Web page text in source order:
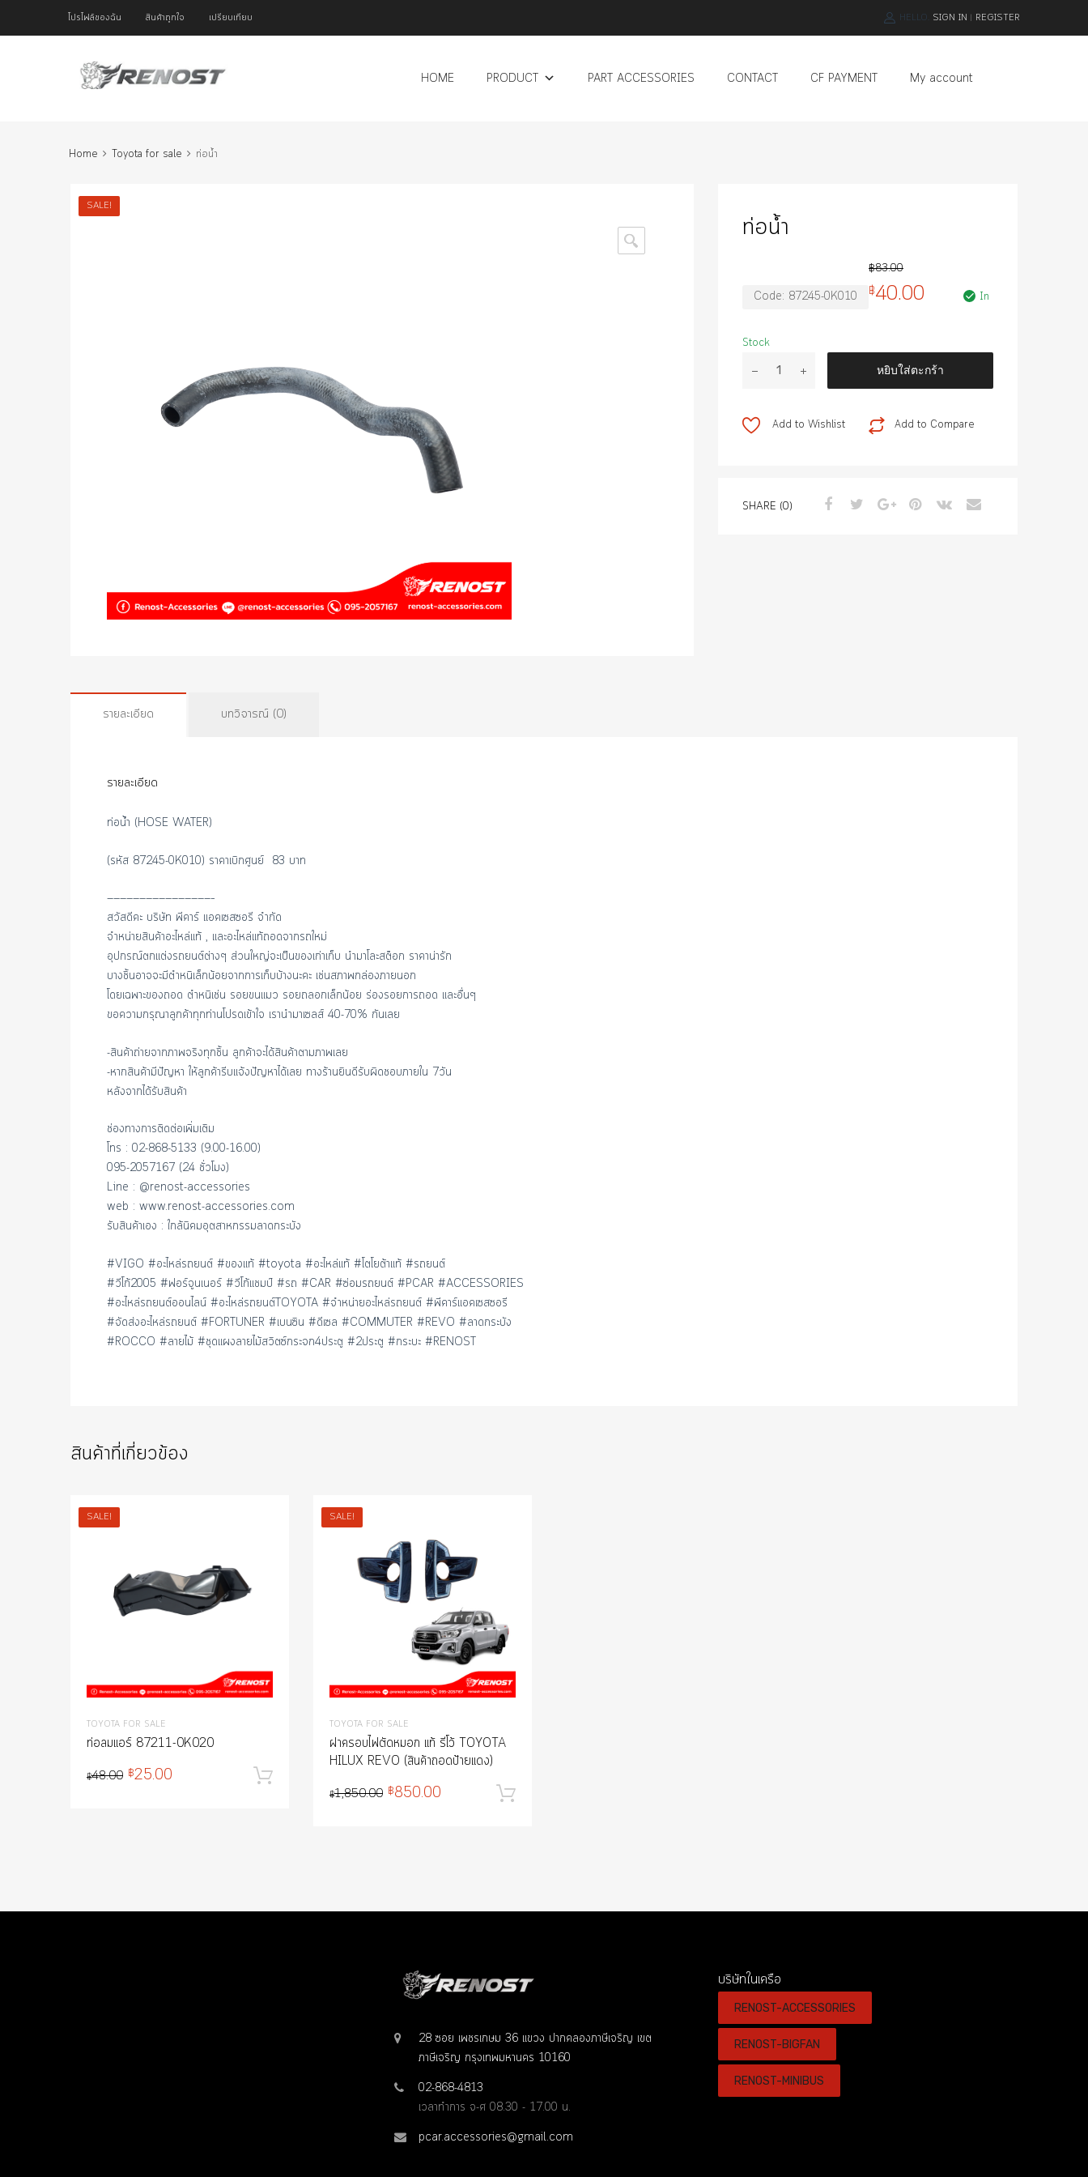
โปรไฟล์ของฉัน สินค้าถูกใจ เปรียบเทียบ HELLO. SIGN IN | REGISTER
HOME PRODUCT PART ACCESSORIES CONTACT CF PAYMENT My account
Home Toyota for sale ท่อน้ำ
SALE!
🔍 ท่อน้ำ
Code: 87245-0K010
฿83.00
฿40.00 In
Stock
ชิ้น
หยิบใส่ตะกร้า
Add to Compare
Add to Wishlist
SHARE (0)
รายละเอียด บทวิจารณ์ (0)
รายละเอียด
ท่อน้ำ (HOSE WATER)
(รหัส 87245-0K010) ราคาเบิกศูนย์ 83 บาท
————————————————–
สวัสดีคะ บริษัท พีคาร์ แอคเซสซอรี จำกัด
จำหน่ายสินค้าอะไหล่แท้ , และอะไหล่แท้ถอดจากรถใหม่
อุปกรณ์ตกแต่งรถยนต์ต่างๆ ส่วนใหญ่จะเป็นของเก่าเก็บ นำมาโละสต๊อก ราคาน่ารัก
บางชิ้นอาจจะมีตำหนิเล็กน้อยจากการเก็บบ้างนะคะ เช่นสภาพกล่องภายนอก
โดยเฉพาะของถอด ตำหนิเช่น รอยขนแมว รอยถลอกเล็กน้อย ร่องรอยการถอด และอื่นๆ
ขอความกรุณาลูกค้าทุกท่านโปรดเข้าใจ เรานำมาเซลส์ 40-70% กันเลย
-สินค้าถ่ายจากภาพจริงทุกชิ้น ลูกค้าจะได้สินค้าตามภาพเลย
-หากสินค้ามีปัญหา ให้ลูกค้ารีบแจ้งปัญหาได้เลย ทางร้านยินดีรับผิดชอบภายใน 7วัน
หลังจากได้รับสินค้า
ช่องทางการติดต่อเพิ่มเติม
โทร : 02-868-5133 (9.00-16.00)
095-2057167 (24 ชั่วโมง)
Line : @renost-accessories
web : www.renost-accessories.com
รับสินค้าเอง : ใกล้นิคมอุตสาหกรรมลาดกระบัง
#VIGO #อะไหล่รถยนต์ #ของแท้ #toyota #อะไหล่แท้ #โตโยต้าแท้ #รถยนต์
#วีโก้2005 #ฟอร์จูนเนอร์ #วีโก้แชมป์ #รถ #CAR #ซ่อมรถยนต์ #PCAR #ACCESSORIES
#อะไหล่รถยนต์ออนไลน์ #อะไหล่รถยนต์TOYOTA #จำหน่ายอะไหล่รถยนต์ #พีคาร์แอคเซสซอรี
#จัดส่งอะไหล่รถยนต์ #FORTUNER #เบนซิน #ดีเซล #COMMUTER #REVO #ลาดกระบัง
#ROCCO #ลายไม้ #ชุดแผงลายไม้สวิตซ์กระจก4ประตู #2ประตู #กระบะ #RENOST
สินค้าที่เกี่ยวข้อง
SALE!
Add to Wishlist
TOYOTA FOR SALE
ท่อลมแอร์ 87211-0K020
฿48.00 ฿25.00
SALE!
TOYOTA FOR SALE
ฝาครอบไฟตัดหมอก แท้ รีโว้ TOYOTA
HILUX REVO (สินค้าถอดป้ายแดง)
฿1,850.00 ฿850.00
28 ซอย เพชรเกษม 36 แขวง ปากคลองภาษีเจริญ เขต
ภาษีเจริญ กรุงเทพมหานคร 10160
02-868-4813
เวลาทำการ จ-ศ 08.30 - 17.00 น.
pcar.accessories@gmail.com
บริษัทในเครือ
RENOST-ACCESSORIES
RENOST-BIGFAN
RENOST-MINIBUS